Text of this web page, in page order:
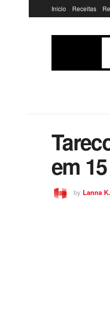
Inicio Receitas
em
by Lanna K.